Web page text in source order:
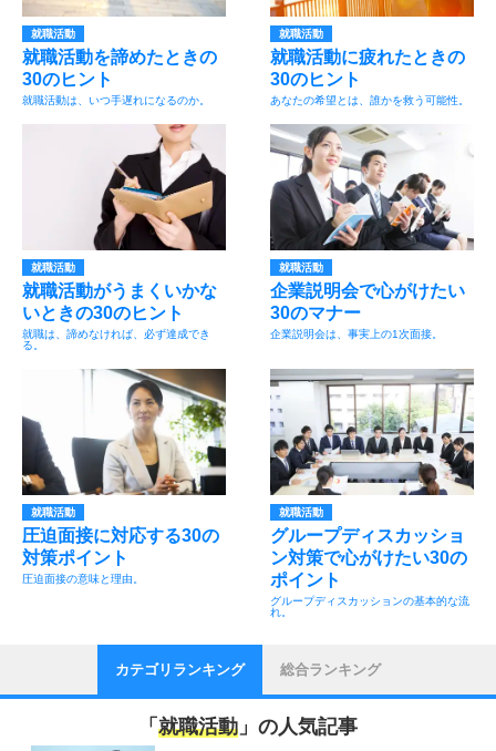
就職活動
就職活動を諦めたときの
30のヒント
就職活動は、いつ手遅れになるのか。
就職活動
就職活動に疲れたときの
30のヒント
あなたの希望とは、誰かを救う可能性。
就職活動
就職活動がうまくいかな
いときの30のヒント
就職は、諦めなければ、必ず達成でき
る。
就職活動
企業説明会で心がけたい
30のマナー
企業説明会は、事実上の1次面接。
就職活動
圧迫面接に対応する30の
対策ポイント
圧迫面接の意味と理由。
就職活動
グループディスカッショ
ン対策で心がけたい30の
ポイント
グループディスカッションの基本的な流
れ。
カテゴリランキング 総合ランキング
「 就職活動 」の人気記事